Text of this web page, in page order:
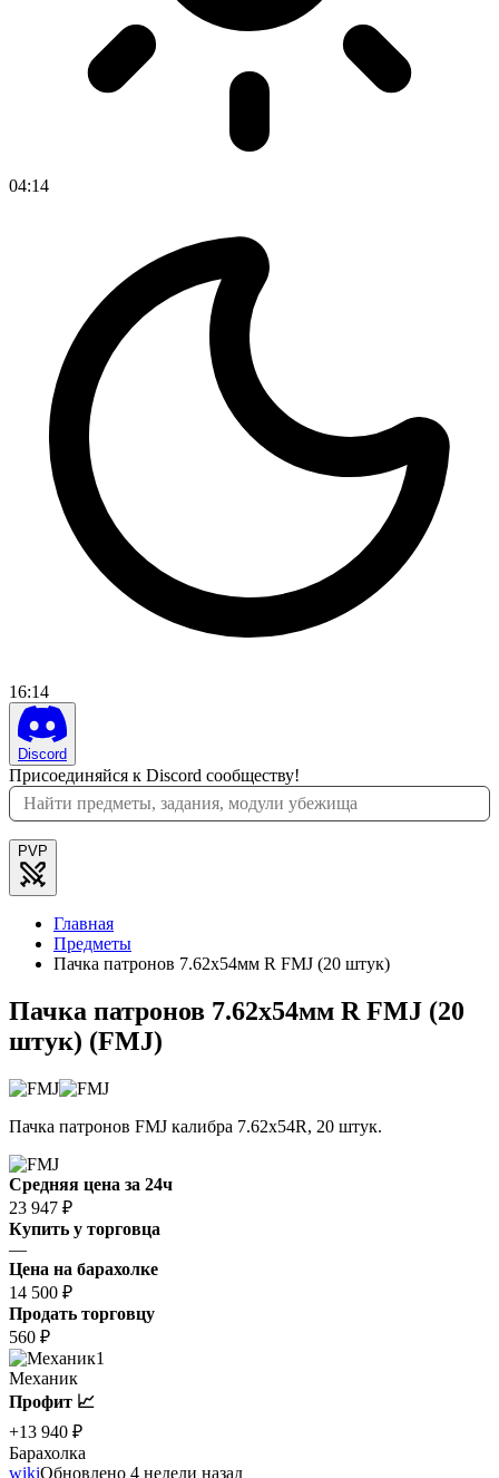
04:14
16:14
Discord
Присоединяйся к Discord сообществу!
PVP
Главная
Предметы
Пачка патронов 7.62x54мм R FMJ (20 штук)
Пачка патронов 7.62x54мм R FMJ (20
штук) (FMJ)
Пачка патронов FMJ калибра 7.62x54R, 20 штук.
Средняя цена за 24ч
23 947 ₽
Купить у торговца
—
Цена на барахолке
14 500 ₽
Продать торговцу
560 ₽
1
Механик
Профит 📈
+13 940 ₽
Барахолка
wikiОбновлено 4 недели назад